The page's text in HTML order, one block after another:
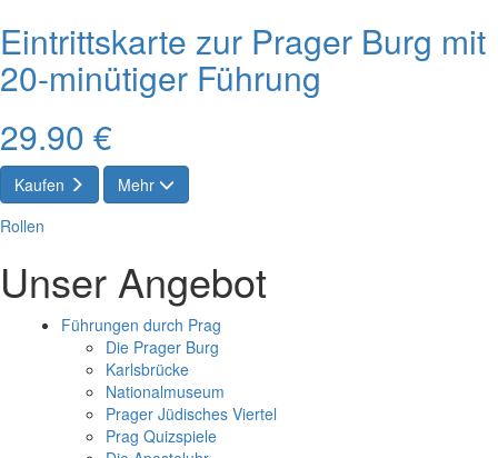
Eintrittskarte zur Prager Burg mit
20-minütiger Führung
29.90 €
Kaufen
Mehr
Rollen
Unser Angebot
Führungen durch Prag
Die Prager Burg
Karlsbrücke
Nationalmuseum
Prager Jüdisches Viertel
Prag Quizspiele